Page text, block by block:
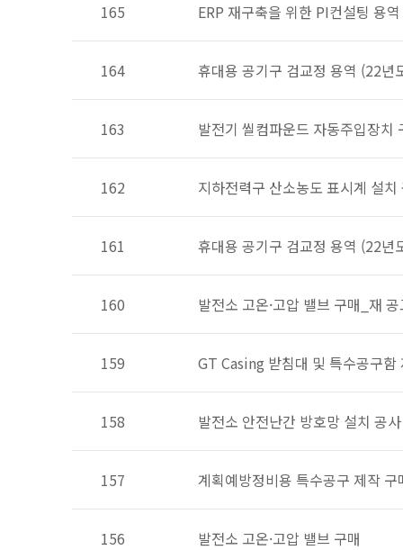
165 ERP 재구축을 위한 PI컨설팅 용역
164 휴대용 공기구 검교정 용역 (22년
163 발전기 씰컴파운드 자동주입장치
162 지하전력구 산소농도 표시계 설치
161 휴대용 공기구 검교정 용역 (22년
160 발전소 고온·고압 밸브 구매_재
159 GT Casing 받침대 및 특수공구함
158 발전소 안전난간 방호망 설치 공사
157 계획예방정비용 특수공구 제작 구
156 발전소 고온·고압 밸브 구매